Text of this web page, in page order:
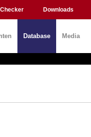
Downloads
Database Media